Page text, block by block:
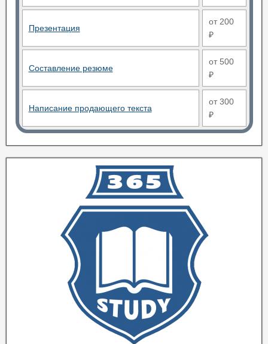
Презентация
от 200
₽
Составление резюме
от 500
₽
Написание продающего текста
от 300
₽